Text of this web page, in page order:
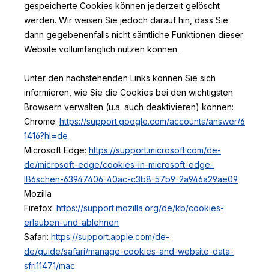
gespeicherte Cookies können jederzeit gelöscht
werden. Wir weisen Sie jedoch darauf hin, dass Sie
dann gegebenenfalls nicht sämtliche Funktionen dieser
Website vollumfänglich nutzen können.
Unter den nachstehenden Links können Sie sich
informieren, wie Sie die Cookies bei den wichtigsten
Browsern verwalten (u.a. auch deaktivieren) können:
Chrome: https://support.google.com/accounts/answer/6
1416?hl=de
Microsoft Edge: https://support.microsoft.com/de-
de/microsoft-edge/cookies-in-microsoft-edge-
lB6schen-63947406-40ac-c3b8-57b9-2a946a29ae09
Mozilla
Firefox: https://support.mozilla.org/de/kb/cookies-
erlauben-und-ablehnen
Safari: https://support.apple.com/de-
de/guide/safari/manage-cookies-and-website-data-
sfri11471/mac